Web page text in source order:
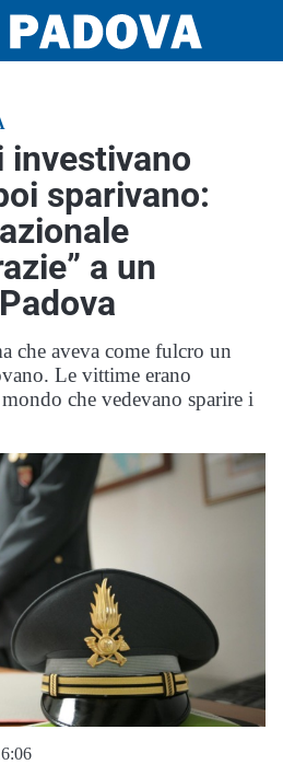
sparivano:
a un
che aveva come fulcro un
Le vittime erano
che vedevano sparire i